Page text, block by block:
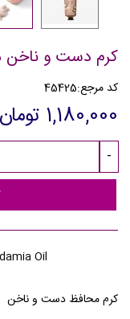
کرم دست و ناخن
کد مرجع:45425
1,180,000 تومان
-
Oil
کرم محافظ دست و ناخن